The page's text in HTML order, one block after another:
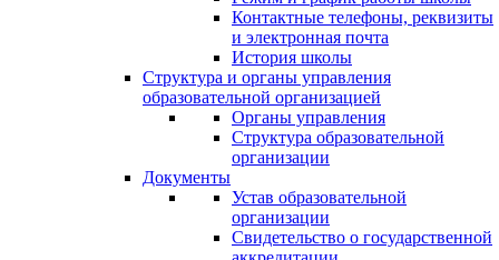
Контактные телефоны, реквизиты
и электронная почта
История школы
Структура и органы управления
образовательной организацией
Органы управления
Структура образовательной
организации
Документы
Устав образовательной
организации
Свидетельство о государственной